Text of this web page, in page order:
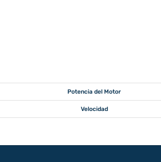
Potencia del Motor
Velocidad